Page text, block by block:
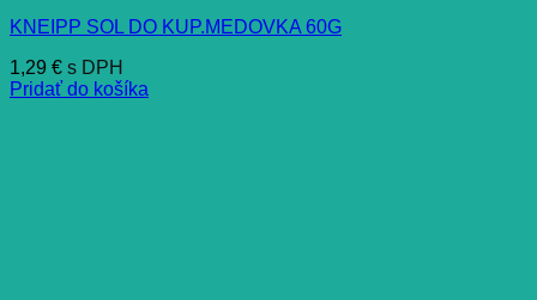
KNEIPP SOL DO KUP.MEDOVKA 60G
1,29 € s DPH
Pridať do košíka